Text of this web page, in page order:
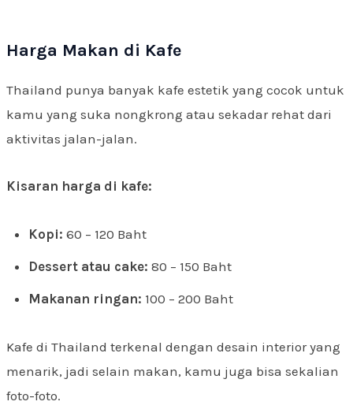
Harga Makan di Kafe
Thailand punya banyak kafe estetik yang cocok untuk
kamu yang suka nongkrong atau sekadar rehat dari
aktivitas jalan-jalan.
Kisaran harga di kafe:
Kopi: 60 – 120 Baht
Dessert atau cake: 80 – 150 Baht
Makanan ringan: 100 – 200 Baht
Kafe di Thailand terkenal dengan desain interior yang
menarik, jadi selain makan, kamu juga bisa sekalian
foto-foto.